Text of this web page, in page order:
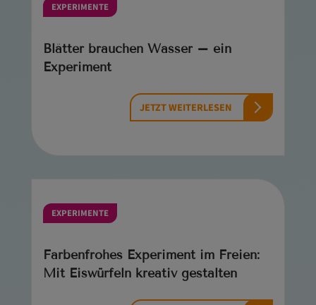
EXPERIMENTE
Blätter brauchen Wasser – ein
Experiment
JETZT WEITERLESEN
EXPERIMENTE
Farbenfrohes Experiment im Freien:
Mit Eiswürfeln kreativ gestalten